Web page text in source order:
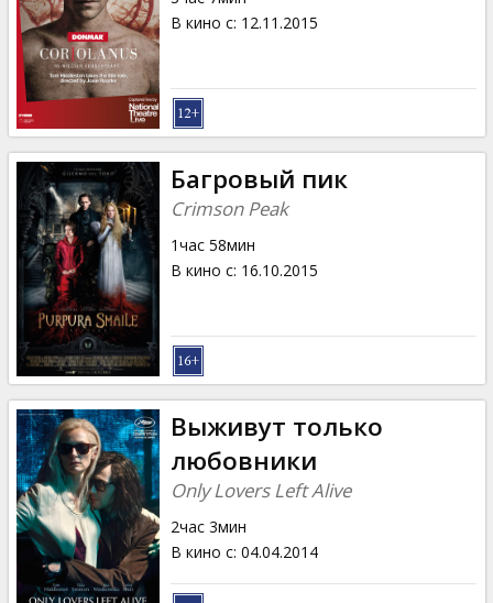
В кино с: 12.11.2015
Багровый пик
Crimson Peak
1час 58мин
В кино с: 16.10.2015
Выживут только
любовники
Only Lovers Left Alive
2час 3мин
В кино с: 04.04.2014